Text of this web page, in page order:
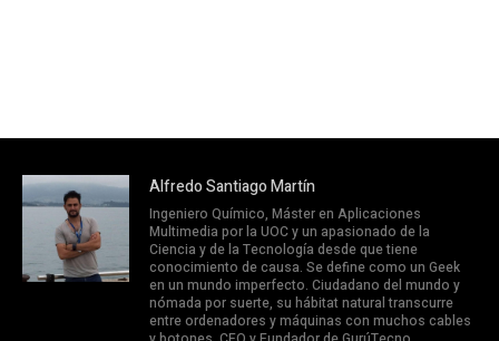
Alfredo Santiago Martín
Ingeniero Químico, Máster en Aplicaciones
Multimedia por la UOC y un apasionado de la
Ciencia y de la Tecnología desde que tiene
conocimiento de causa. Se define como un Geek
en un mundo imperfecto. Ciudadano del mundo y
nómada por suerte, su hábitat natural transcurre
entre ordenadores y máquinas con muchos cables